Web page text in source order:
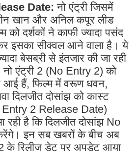
Date: नो एंट्री जिसमें
खान और अनिल कपूर लीड
को दर्शकों ने काफी ज्यादा पसंद
इसका सीक्वल आने वाला है। ये
बेसब्री से इंतजार की जा रही
एंट्री 2 (No Entry 2) को
आई हैं, फिल्म में वरूण धवन,
दिलजीत दोसांझ को कास्ट
Entry 2 Release Date)
रही है कि दिलजीत दोसांझ No
इन सब खबरों के बीच अब
के रिलीज डेट पर अपडेट आया